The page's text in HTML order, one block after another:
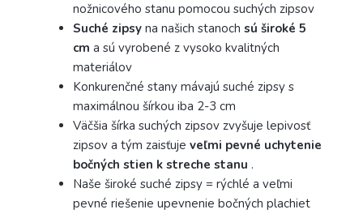
nožnicového stanu pomocou suchých zipsov
Suché zipsy na našich stanoch sú široké 5
cm a sú vyrobené z vysoko kvalitných
materiálov
Konkurenčné stany mávajú suché zipsy s
maximálnou šírkou iba 2-3 cm
Väčšia šírka suchých zipsov zvyšuje lepivosť
zipsov a tým zaisťuje veľmi pevné uchytenie
bočných stien k streche stanu .
Naše široké suché zipsy = rýchlé a veľmi
pevné riešenie upevnenie bočných plachiet